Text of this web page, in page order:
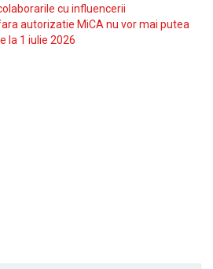
cu influencerii
autorizatie MiCA nu vor mai putea
la 1 iulie 2026